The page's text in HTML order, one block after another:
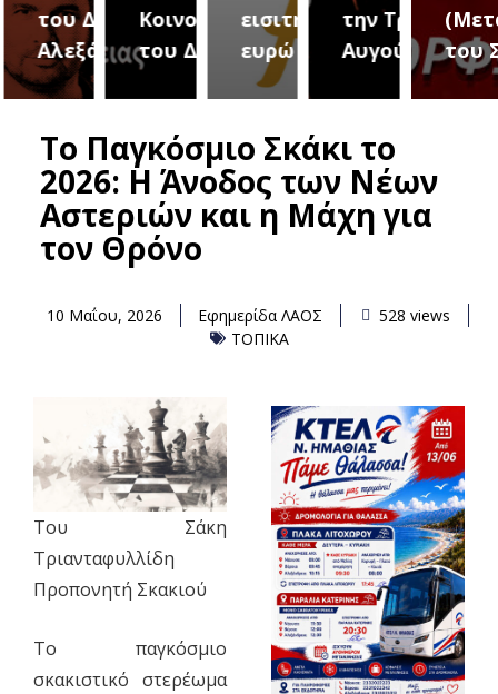
του Δήμου
Αλεξάνδρειας
Κοινοτήτων
του Δήμου
εισιτήριο 2
ευρώ
την Τρίτη 18
Αυγούστουτου
Το Παγκόσμιο Σκάκι το
2026: Η Άνοδος των Νέων
Αστεριών και η Μάχη για
τον Θρόνο
10 Μαΐου, 2026 Εφημερίδα ΛΑΟΣ
528 views
ΤΟΠΙΚΑ
Του Σάκη
Τριανταφυλλίδη
Προπονητή Σκακιού
​Το παγκόσμιο
σκακιστικό στερέωμα